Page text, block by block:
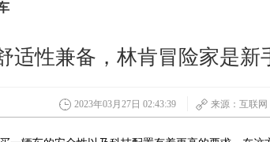
适性兼备，林肯冒险家是新
2023年03月27日 02:43:39 来源：互联网